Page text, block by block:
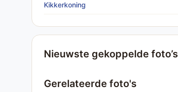
Kikkerkoning
Nieuwste gekoppelde foto’s
Gerelateerde foto's